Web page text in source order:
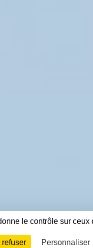
le contrôle sur ceux
refuser Personnaliser